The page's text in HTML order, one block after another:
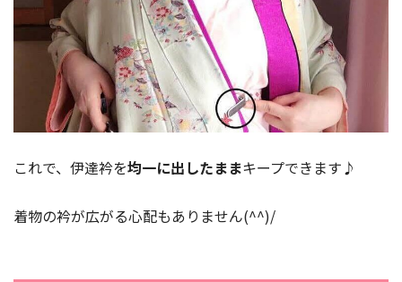
これで、伊達衿を均一に出したままキープできます♪
着物の衿が広がる心配もありません(^^)/